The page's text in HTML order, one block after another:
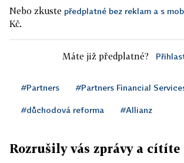
Nebo zkuste předplatné bez reklam a s
Kč.
Máte již předplatné?
#Partners #Partners Financial
#důchodová reforma #Allianz
Rozrušily vás zprávy a cítíte